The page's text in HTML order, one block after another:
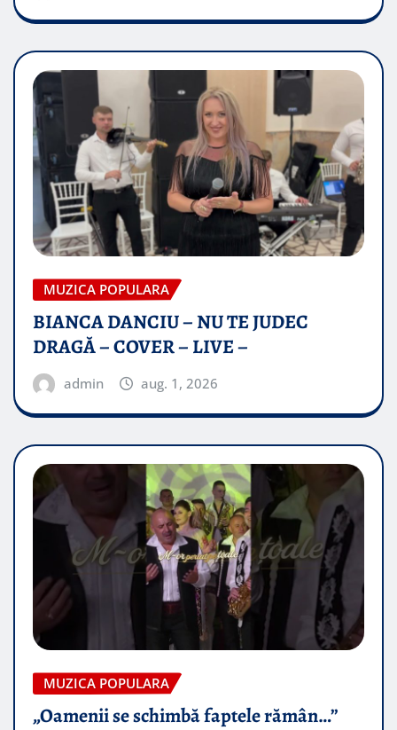
MUZICA POPULARA
BIANCA DANCIU – NU TE JUDEC
DRAGĂ – COVER – LIVE –
admin aug. 1, 2026
MUZICA POPULARA
„Oamenii se schimbă faptele rămân…”